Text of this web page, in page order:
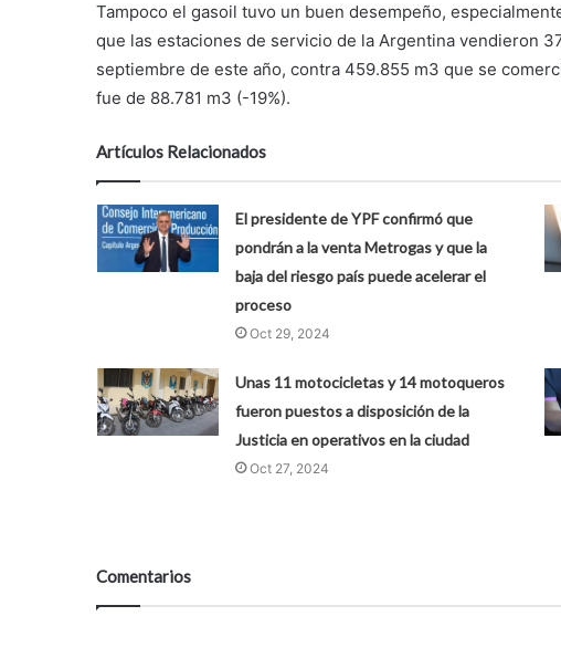
Tampoco el gasoil tuvo un buen desempeño,
que las estaciones de servicio de la Argentina vendieron
septiembre de este año, contra 459.855 m3 que se
fue de 88.781 m3 (-19%).
Artículos Relacionados
El presidente de YPF confirmó que
pondrán a la venta Metrogas y que la
baja del riesgo país puede acelerar el
proceso
Oct 29, 2024
Unas 11 motocicletas y 14 motoqueros
fueron puestos a disposición de la
Justicia en operativos en la ciudad
Oct 27, 2024
Comentarios